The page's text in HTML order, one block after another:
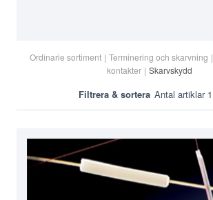
Ordinarie sortiment | Terminering och skarvning |
kontakter | Skarvskydd
Filtrera & sortera Antal artiklar 1